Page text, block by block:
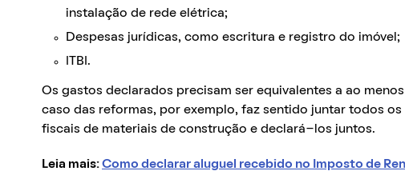
instalação de rede elétrica;
Despesas jurídicas, como escritura e registro do imóvel;
ITBI.
Os gastos declarados precisam ser equivalentes a ao
caso das reformas, por exemplo, faz sentido juntar todos
fiscais de materiais de construção e declará-los juntos.
Leia mais: Como declarar aluguel recebido no Imposto de